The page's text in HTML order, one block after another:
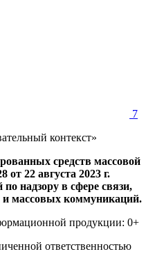
7
контекст»
средств массовой
22 августа 2023 г.
надзору в сфере связи,
массовых коммуникаций.
продукции: 0+
ответственностью